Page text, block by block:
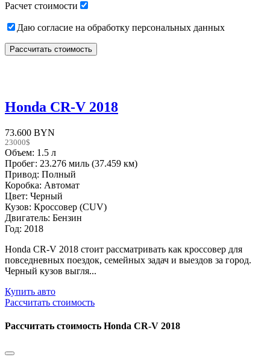
Расчет стоимости
Даю согласие на обработку персональных данных
Honda CR-V 2018
73.600 BYN
23000$
Объем: 1.5 л
Пробег: 23.276 миль (37.459 км)
Привод: Полный
Коробка: Автомат
Цвет: Черный
Кузов: Кроссовер (CUV)
Двигатель: Бензин
Год: 2018
Honda CR-V 2018 стоит рассматривать как кроссовер для
повседневных поездок, семейных задач и выездов за город.
Черный кузов выгля...
Купить авто
Рассчитать стоимость
Рассчитать стоимость Honda CR-V 2018